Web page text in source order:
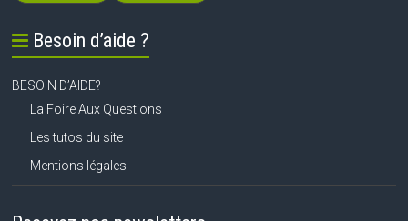
Besoin d’aide ?
BESOIN D’AIDE?
La Foire Aux Questions
Les tutos du site
Mentions légales